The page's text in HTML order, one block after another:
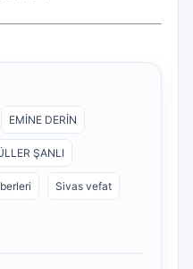
EMİNE DERİN
ŞANLI
Sivas vefat